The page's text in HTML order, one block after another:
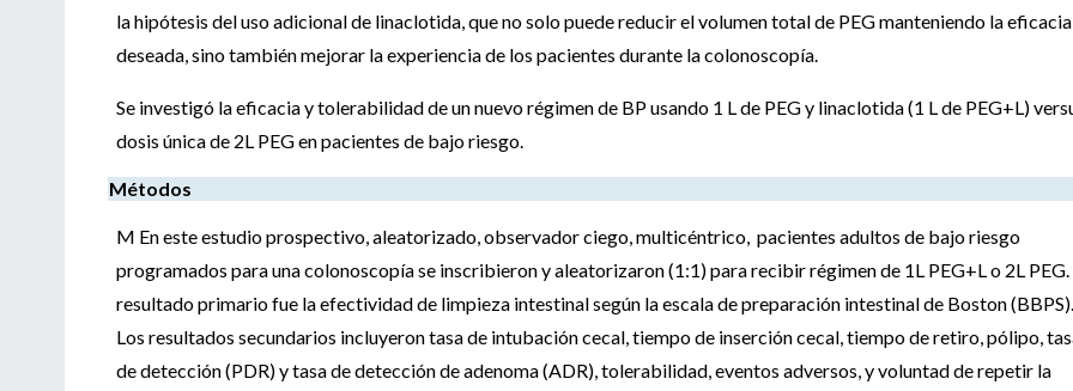
la hipótesis del uso adicional de linaclotida, que no solo puede reducir el volumen total de PEG manteniendo la eficacia
deseada, sino también mejorar la experiencia de los pacientes durante la colonoscopía.
Se investigó la eficacia y tolerabilidad de un nuevo régimen de BP usando 1 L de PEG y linaclotida (1 L de PEG+L)
dosis única de 2L PEG en pacientes de bajo riesgo.
Métodos
M En este estudio prospectivo, aleatorizado, observador ciego, multicéntrico, pacientes adultos de bajo riesgo
programados para una colonoscopía se inscribieron y aleatorizaron (1:1) para recibir régimen de 1L PEG+L o 2L PEG.
resultado primario fue la efectividad de limpieza intestinal según la escala de preparación intestinal de Boston (BBPS).
Los resultados secundarios incluyeron tasa de intubación cecal, tiempo de inserción cecal, tiempo de retiro, pólipo,
de detección (PDR) y tasa de detección de adenoma (ADR), tolerabilidad, eventos adversos, y voluntad de repetir la